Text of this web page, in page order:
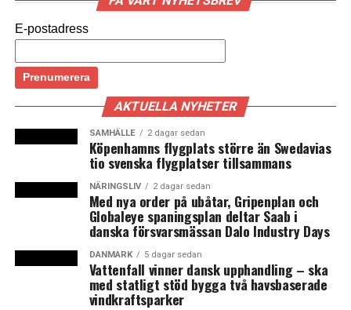
Nordhamnen och under vattnet fram till Refshaleøen
och vidare till Amagermotorvägen. Hamntunneln
som tidigare rymde ett skeppsvarv och som härom året
blev känt som platsen för Eurovision Song Contest.
(News Øresund)
Läs mer: Danska pensionsbolag bjuds in att
medfinansiera statlig infrastruktur
Dansk ekonomi på väg in i högkonjunktur –
Nationalbanken varnar för överhettning på
arbetsmarknaden
Halverad väntetid till operationer
E-postadress
AKTUELLA NYHETER
SAMHÄLLE 2 dagar sedan
Köpenhamns flygplats större än Swedavias
tio svenska flygplatser tillsammans
NÄRINGSLIV 2 dagar sedan
Med nya order på ubåtar, Gripenplan och
Globaleye spaningsplan deltar Saab i
danska försvarsmässan Dalo Industry Days
DANMARK 5 dagar sedan
Vattenfall vinner dansk upphandling – ska
med statligt stöd bygga två havsbaserade
vindkraftsparker